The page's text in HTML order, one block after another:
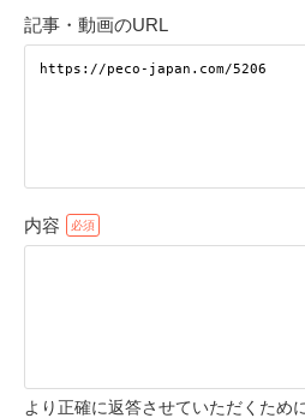
記事・動画のURL
内容
より正確に返答させていただくため